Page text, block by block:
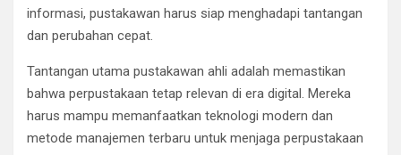
informasi, pustakawan harus siap menghadapi tantangan
dan perubahan cepat.
Tantangan utama pustakawan ahli adalah memastikan
bahwa perpustakaan tetap relevan di era digital. Mereka
harus mampu memanfaatkan teknologi modern dan
metode manajemen terbaru untuk menjaga perpustakaan